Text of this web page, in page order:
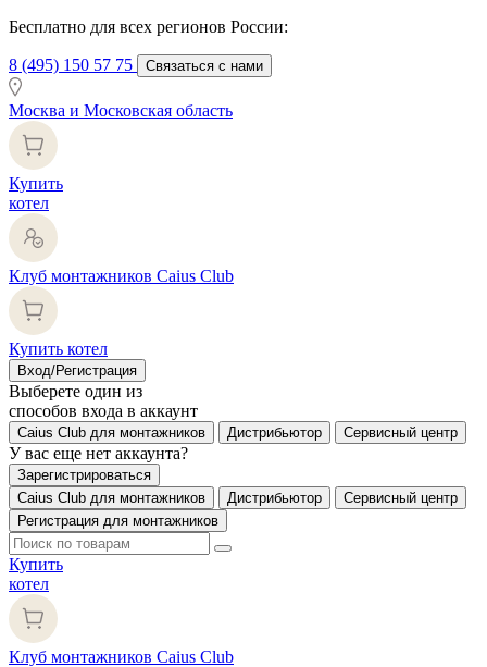
Бесплатно для всех регионов России:
8 (495) 150 57 75 Связаться с нами
Москва и Московская область
Купить
котел
Клуб монтажников Caius Club
Купить котел
Вход/Регистрация
Выберете один из
способов входа в аккаунт
Caius Club для монтажников Дистрибьютор Сервисный центр
У вас еще нет аккаунта?
Зарегистрироваться
Caius Club для монтажников
Дистрибьютор
Сервисный центр
Регистрация для монтажников
Купить
котел
Клуб монтажников Caius Club